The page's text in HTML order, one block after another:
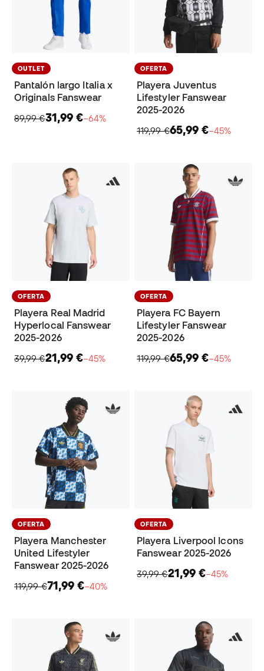
OUTLET
Pantalón largo Italia x
Originals Fanswear
89,99 €31,99 €−64%
OFERTA
Playera Juventus
Lifestyler Fanswear
2025-2026
119,99 €65,99 €−45%
OFERTA
Playera Real Madrid
Hyperlocal Fanswear
2025-2026
39,99 €21,99 €−45%
OFERTA
Playera FC Bayern
Lifestyler Fanswear
2025-2026
119,99 €65,99 €−45%
OFERTA
Playera Manchester
United Lifestyler
Fanswear 2025-2026
119,99 €71,99 €−40%
OFERTA
Playera Liverpool Icons
Fanswear 2025-2026
39,99 €21,99 €−45%